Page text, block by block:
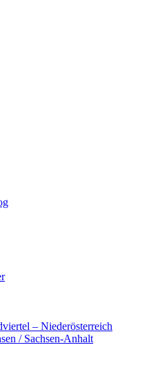
– Niederösterreich
/ Sachsen-Anhalt